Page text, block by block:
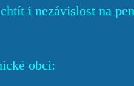
i nezávislost na
obci: